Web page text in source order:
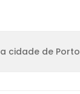
cidade de Porto